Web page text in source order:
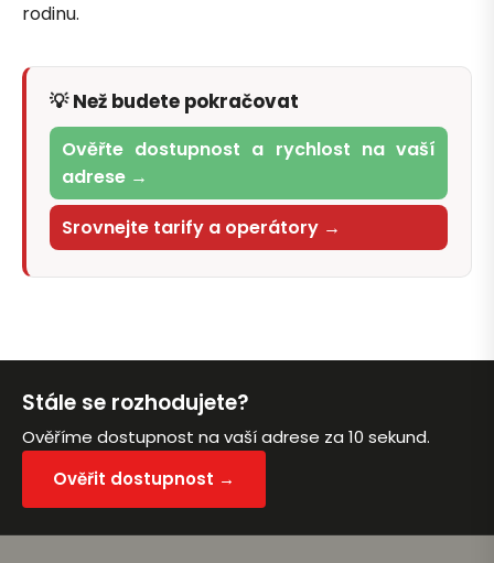
rodinu.
💡 Než budete pokračovat
Ověřte dostupnost a rychlost na vaší
adrese →
Srovnejte tarify a operátory →
Stále se rozhodujete?
Ověříme dostupnost na vaší adrese za 10 sekund.
Ověřit dostupnost →